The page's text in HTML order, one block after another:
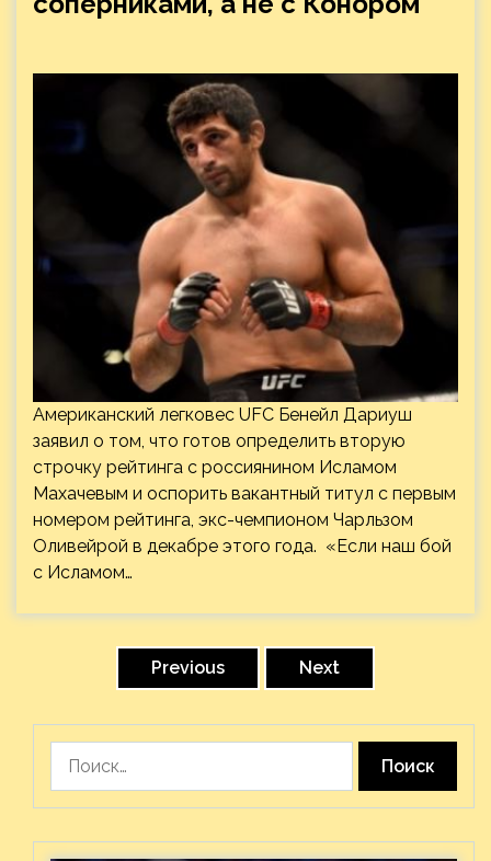
Американский легковес UFC Бенейл Дариуш
заявил о том, что готов определить вторую
строчку рейтинга с россиянином Исламом
Махачевым и оспорить вакантный титул с первым
номером рейтинга, экс-чемпионом Чарльзом
Оливейрой в декабре этого года. «Если наш бой
с Исламом…
Previous Next